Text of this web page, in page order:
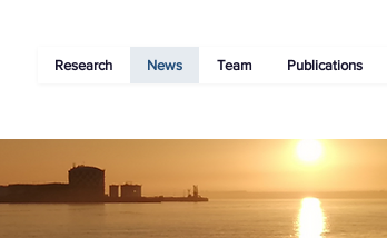
Research News Team Publications